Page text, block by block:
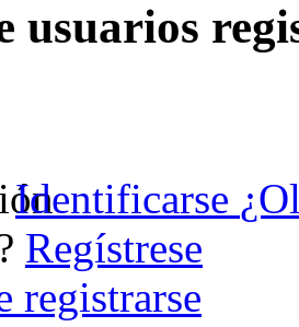
usuarios
Identificarse
Regístrese
registrarse